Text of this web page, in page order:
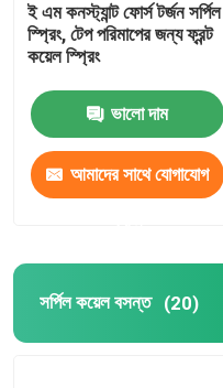
ই এম কনস্ট্যান্ট ফোর্স টর্জন সর্পিল
স্প্রিং, টেপ পরিমাপের জন্য ফ্রন্ট
কয়েল স্প্রিং
ভালো দাম
আমাদের সাথে যোগাযোগ
সর্পিল কয়েল বসন্ত (20)